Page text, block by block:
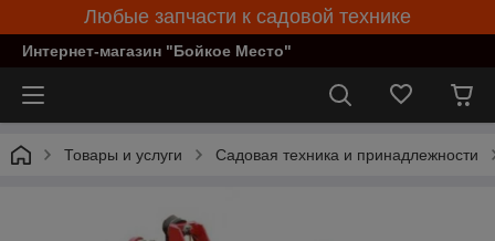
Любые запчасти к садовой технике
Интернет-магазин "Бойкое Место"
Товары и услуги Садовая техника и принадлежности